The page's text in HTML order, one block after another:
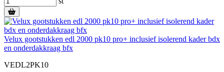
Velux gootstukken edl 2000 pk10 pro+ inclusief isolerend kader bdx
en onderdakkraag bfx
VEDL2PK10